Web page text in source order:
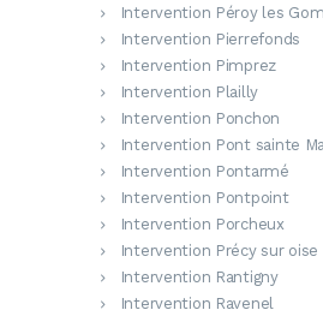
Intervention Péroy les
Intervention Pierrefonds
Intervention Pimprez
Intervention Plailly
Intervention Ponchon
Intervention Pont sainte
Intervention Pontarmé
Intervention Pontpoint
Intervention Porcheux
Intervention Précy sur oise
Intervention Rantigny
Intervention Ravenel